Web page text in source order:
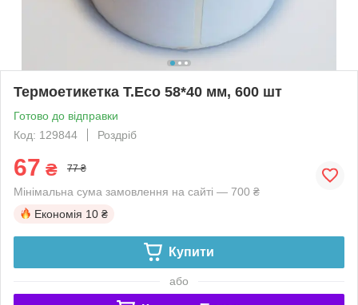
Термоетикетка T.Eco 58*40 мм, 600 шт
Готово до відправки
Код: 129844
Роздріб
67 ₴ 77 ₴
Мінімальна сума замовлення на сайті — 700 ₴
Економія 10 ₴
Купити
або